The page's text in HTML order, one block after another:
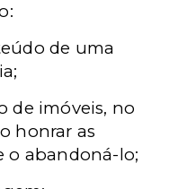
de uma
de imóveis, no
honrar as
o abandoná-lo;